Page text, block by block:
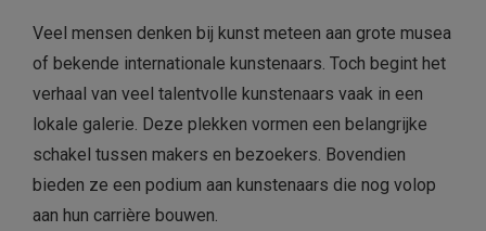
Veel mensen denken bij kunst meteen aan grote musea
of bekende internationale kunstenaars. Toch begint het
verhaal van veel talentvolle kunstenaars vaak in een
lokale galerie. Deze plekken vormen een belangrijke
schakel tussen makers en bezoekers. Bovendien
bieden ze een podium aan kunstenaars die nog volop
aan hun carrière bouwen.